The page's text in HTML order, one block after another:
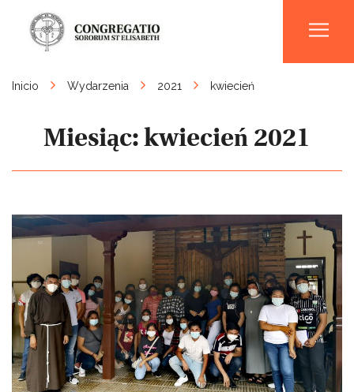
Inicio Wydarzenia 2021 kwiecień
Miesiąc: kwiecień 2021